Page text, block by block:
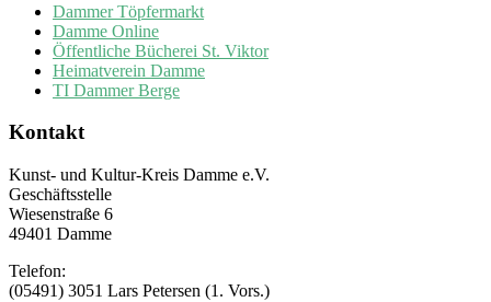
Dammer Töpfermarkt
Damme Online
Öffentliche Bücherei St. Viktor
Heimatverein Damme
TI Dammer Berge
Kontakt
Kunst- und Kultur-Kreis Damme e.V.
Geschäftsstelle
Wiesenstraße 6
49401 Damme
Telefon:
(05491) 3051 Lars Petersen (1. Vors.)